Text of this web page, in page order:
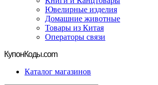
Ювелирные изделия
Домашние животные
Товары из Китая
Операторы связи
КупонКоды.com
Каталог магазинов